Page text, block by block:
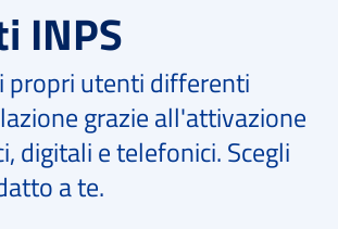
INPS
propri utenti differenti
grazie all'attivazione
digitali e telefonici. Scegli
a te.